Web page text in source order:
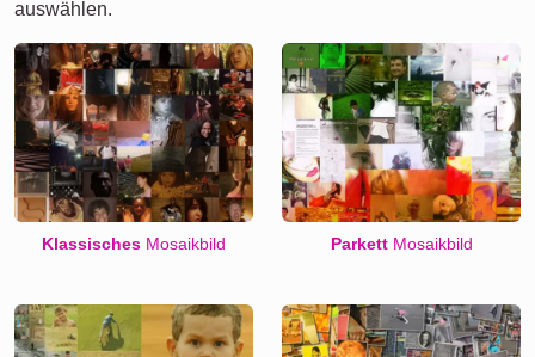
auswählen.
Klassisches Mosaikbild ParkettMosaikbild